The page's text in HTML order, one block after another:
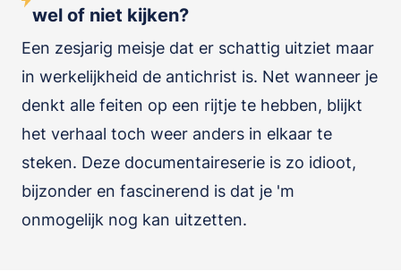
wel of niet kijken?
Een zesjarig meisje dat er schattig uitziet maar
in werkelijkheid de antichrist is. Net wanneer je
denkt alle feiten op een rijtje te hebben, blijkt
het verhaal toch weer anders in elkaar te
steken. Deze documentaireserie is zo idioot,
bijzonder en fascinerend is dat je 'm
onmogelijk nog kan uitzetten.